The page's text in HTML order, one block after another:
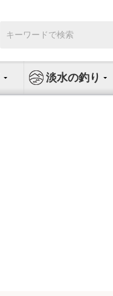
索:
淡水の釣り